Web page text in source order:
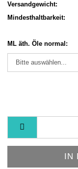
Versandgewicht:
Mindesthaltbarkeit:
ML äth. Öle normal: